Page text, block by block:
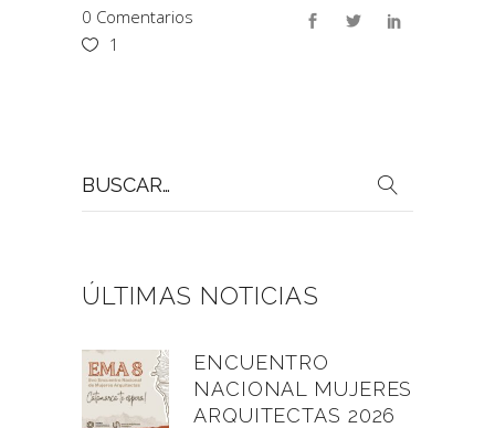
0 Comentarios
1
por:
ÚLTIMAS NOTICIAS
ENCUENTRO
NACIONAL MUJERES
ARQUITECTAS 2026